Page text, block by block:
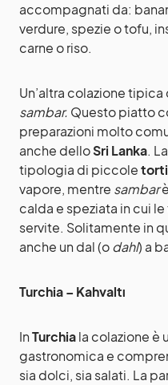
accompagnati da:
verdure, spezie o tofu,
carne o riso.
Un’altra colazione tipica
sambar. Questo piatto
preparazioni molto
anche delloSri Lanka.
tipologia di piccole
vapore, mentre sambar
calda e speziata in cui
servite. Solitamente in
anche un dal (odahl) a
Turchia – Kahvaltı
InTurchiala colazione è
gastronomica e
sia dolci, sia salati. La